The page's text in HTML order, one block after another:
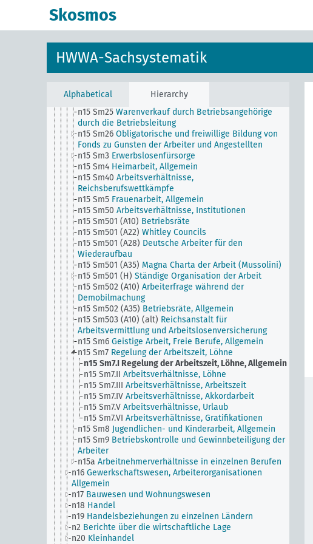
Skosmos
HWWA-Sachsystematik
Alphabetical Hierarchy
(Konkurrenzklausel)
n15 Sm20 Arbeiterfrage, Konferenzen
Nationale Wanderarbeiter
n15 Sm23
Fabrikarbeiter, Allgemein
Angestelltenfrage
n15 Sm25 Warenverkauf durch Betriebsangehörige
durch die Betriebsleitung
n15 Sm26 Obligatorische und freiwillige Bildung von
Fonds zu Gunsten der Arbeiter und Angestellten
n15 Sm3 Erwerbslosenfürsorge
n15 Sm4 Heimarbeit, Allgemein
n15 Sm40 Arbeitsverhältnisse,
Reichsberufswettkämpfe
n15 Sm5 Frauenarbeit, Allgemein
n15 Sm50 Arbeitsverhältnisse, Institutionen
n15 Sm501 (A10) Betriebsräte
n15 Sm501 (A22) Whitley Councils
n15 Sm501 (A28) Deutsche Arbeiter für den
Wiederaufbau
n15 Sm501 (A35) Magna Charta der Arbeit (Mussolini)
n15 Sm501 (H) Ständige Organisation der Arbeit
n15 Sm502 (A10) Arbeiterfrage während der
Demobilmachung
n15 Sm502 (A35) Betriebsräte, Allgemein
n15 Sm503 (A10) (alt) Reichsanstalt für
Arbeitsvermittlung und Arbeitslosenversicherung
n15 Sm6 Geistige Arbeit, Freie Berufe, Allgemein
n15 Sm7 Regelung der Arbeitszeit, Löhne
n15 Sm7.I Regelung der Arbeitszeit, Löhne, Allgemein
n15 Sm7.II Arbeitsverhältnisse, Löhne
n15 Sm7.III Arbeitsverhältnisse, Arbeitszeit
n15 Sm7.IV Arbeitsverhältnisse, Akkordarbeit
n15 Sm7.V Arbeitsverhältnisse, Urlaub
n15 Sm7.VI Arbeitsverhältnisse, Gratifikationen
n15 Sm8 Jugendlichen- und Kinderarbeit, Allgemein
n15 Sm9 Betriebskontrolle und Gewinnbeteiligung der
Arbeiter
n15a Arbeitnehmerverhältnisse in einzelnen Berufen
n16 Gewerkschaftswesen, Arbeiterorganisationen
Allgemein
n17 Bauwesen und Wohnungswesen
n18 Handel
n19 Handelsbeziehungen zu einzelnen Ländern
n2 Berichte über die wirtschaftliche Lage
n20 Kleinhandel